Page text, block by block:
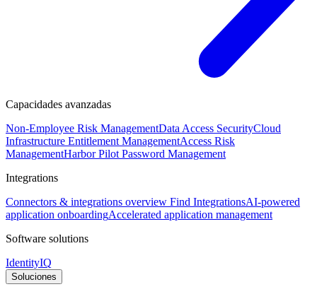
Capacidades avanzadas
Non-Employee Risk ManagementData Access SecurityCloud
Infrastructure Entitlement ManagementAccess Risk
ManagementHarbor Pilot Password Management
Integrations
Connectors & integrations overview Find IntegrationsAI-powered
application onboardingAccelerated application management
Software solutions
IdentityIQ
Soluciones